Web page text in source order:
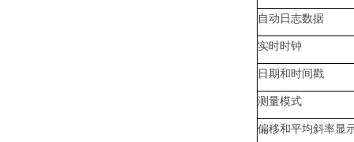
自动日志数据
实时时钟
日期和时间戳
测量模式
偏移和平均斜率显